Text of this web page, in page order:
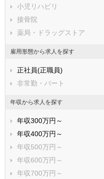
小児リハビリ
接骨院
薬局・ドラッグストア
雇用形態から求人を探す
正社員(正職員)
非常勤・パート
年収から求人を探す
年収300万円～
年収400万円～
年収500万円～
年収600万円～
年収700万円～